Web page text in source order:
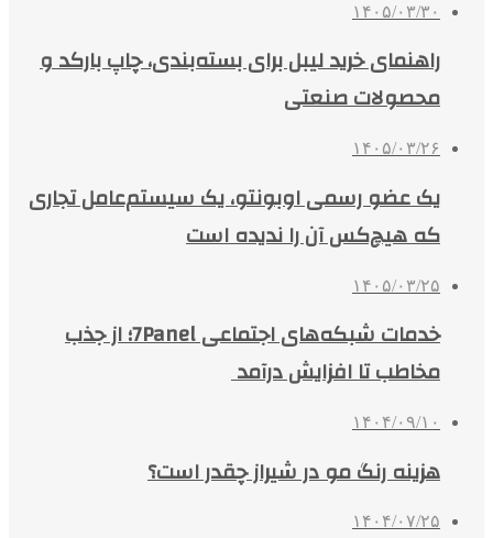
۱۴۰۵/۰۳/۳۰
راهنمای خرید لیبل برای بسته‌بندی، چاپ بارکد و
محصولات صنعتی
۱۴۰۵/۰۳/۲۶
یک عضو رسمی اوبونتو، یک سیستم‌عامل تجاری
که هیچ‌کس آن را ندیده است
۱۴۰۵/۰۳/۲۵
خدمات شبکه‌های اجتماعی 7Panel؛ از جذب
مخاطب تا افزایش درآمد
۱۴۰۴/۰۹/۱۰
هزینه رنگ مو در شیراز چقدر است؟
۱۴۰۴/۰۷/۲۵